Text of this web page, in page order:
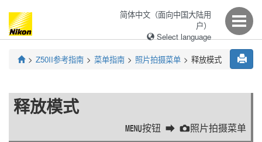
简体中文（面向中国大陆用
户）
Select language
Z50II参考指南 菜单指南 照片拍摄菜单 释放模式
释放模式
G按钮 C照片拍摄菜单